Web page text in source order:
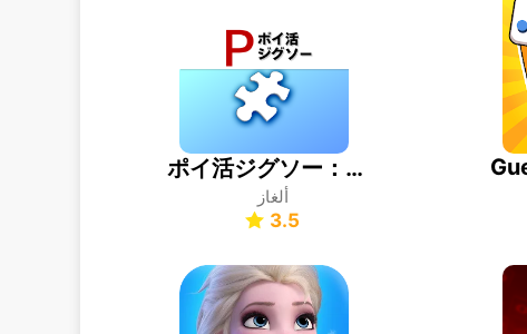
ポイ活ジグソー：ポイントが稼げるパズルゲーム
ألغاز
3.5